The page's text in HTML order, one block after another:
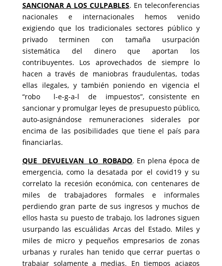
SANCIONAR A LOS CULPABLES. En teleconferencias
nacionales e internacionales hemos venido
exigiendo que los tradicionales sectores público y
privado terminen con tamaña usurpación
sistemática del dinero que aportan los
contribuyentes. Los aprovechados de siempre lo
hacen a través de maniobras fraudulentas, todas
ellas ilegales, y también poniendo en vigencia el
“robo l-e-g-a-l de impuestos”, consistente en
sancionar y promulgar leyes de presupuesto público,
auto-asignándose remuneraciones siderales por
encima de las posibilidades que tiene el país para
financiarlas.
QUE DEVUELVAN LO ROBADO. En plena época de
emergencia, como la desatada por el covid19 y su
correlato la recesión económica, con centenares de
miles de trabajadores formales e informales
perdiendo gran parte de sus ingresos y muchos de
ellos hasta su puesto de trabajo, los ladrones siguen
usurpando las escuálidas Arcas del Estado. Miles y
miles de micro y pequeños empresarios de zonas
urbanas y rurales han tenido que cerrar puertas o
trabajar solamente a medias. En tiempos aciagos